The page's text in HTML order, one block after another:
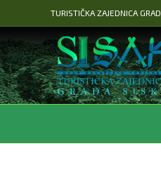
na
sadržaj
TURISTIČKA ZAJEDNICA